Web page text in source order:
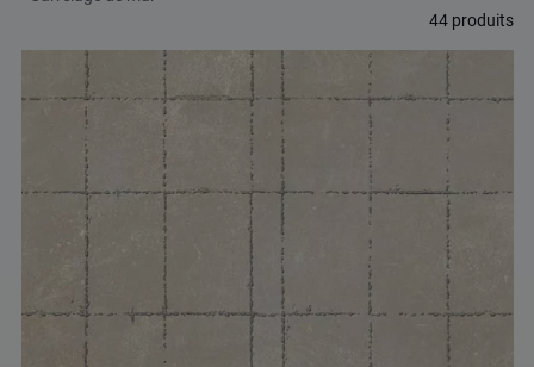
44produits